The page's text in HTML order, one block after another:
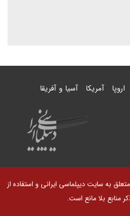
اروپا آمریکا آسیا و آفریقا
به سایت دیپلماسی ایرانی و استفاده از
منابع بلا مانع است.